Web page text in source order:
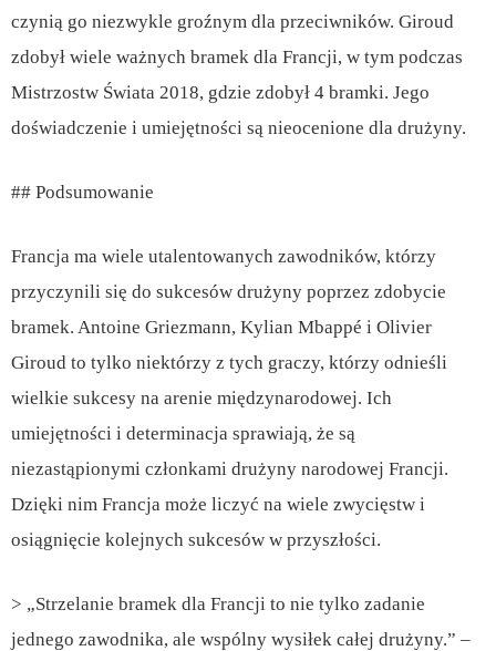
czynią go niezwykle groźnym dla przeciwników. Giroud
zdobył wiele ważnych bramek dla Francji, w tym podczas
Mistrzostw Świata 2018, gdzie zdobył 4 bramki. Jego
doświadczenie i umiejętności są nieocenione dla drużyny.
## Podsumowanie
Francja ma wiele utalentowanych zawodników, którzy
przyczynili się do sukcesów drużyny poprzez zdobycie
bramek. Antoine Griezmann, Kylian Mbappé i Olivier
Giroud to tylko niektórzy z tych graczy, którzy odnieśli
wielkie sukcesy na arenie międzynarodowej. Ich
umiejętności i determinacja sprawiają, że są
niezastąpionymi członkami drużyny narodowej Francji.
Dzięki nim Francja może liczyć na wiele zwycięstw i
osiągnięcie kolejnych sukcesów w przyszłości.
> „Strzelanie bramek dla Francji to nie tylko zadanie
jednego zawodnika, ale wspólny wysiłek całej drużyny.” –